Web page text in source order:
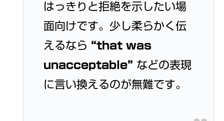
はっきりと拒絶を示したい場
面向けです。少し柔らかく伝
えるなら “that was
unacceptable” などの表現
に言い換えるのが無難です。